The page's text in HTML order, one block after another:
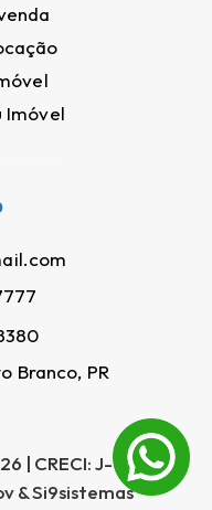
nossapolítica de cookies e
WhatsApp
Imóvel
Branco, PR
| CRECI: J-05566 |
&Si9sistemas